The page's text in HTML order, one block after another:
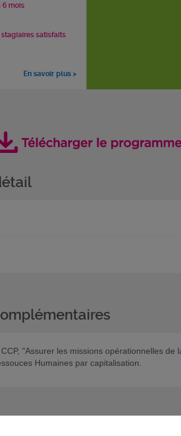
6 mois
satisfaits
En savoir plus >
"Assurer les missions opérationnelles
Humaines par capitalisation.
dans le domaine